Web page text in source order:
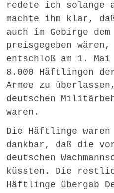
redete ich solange
machte ihm klar,
auch im Gebirge dem
preisgegeben
entschloß am 1. Mai
8.000 Häftlingen
Armee zu
deutschen
waren.
Die Häftlinge
dankbar, daß die
deutschen
küssten. Die
Häftlinge übergab